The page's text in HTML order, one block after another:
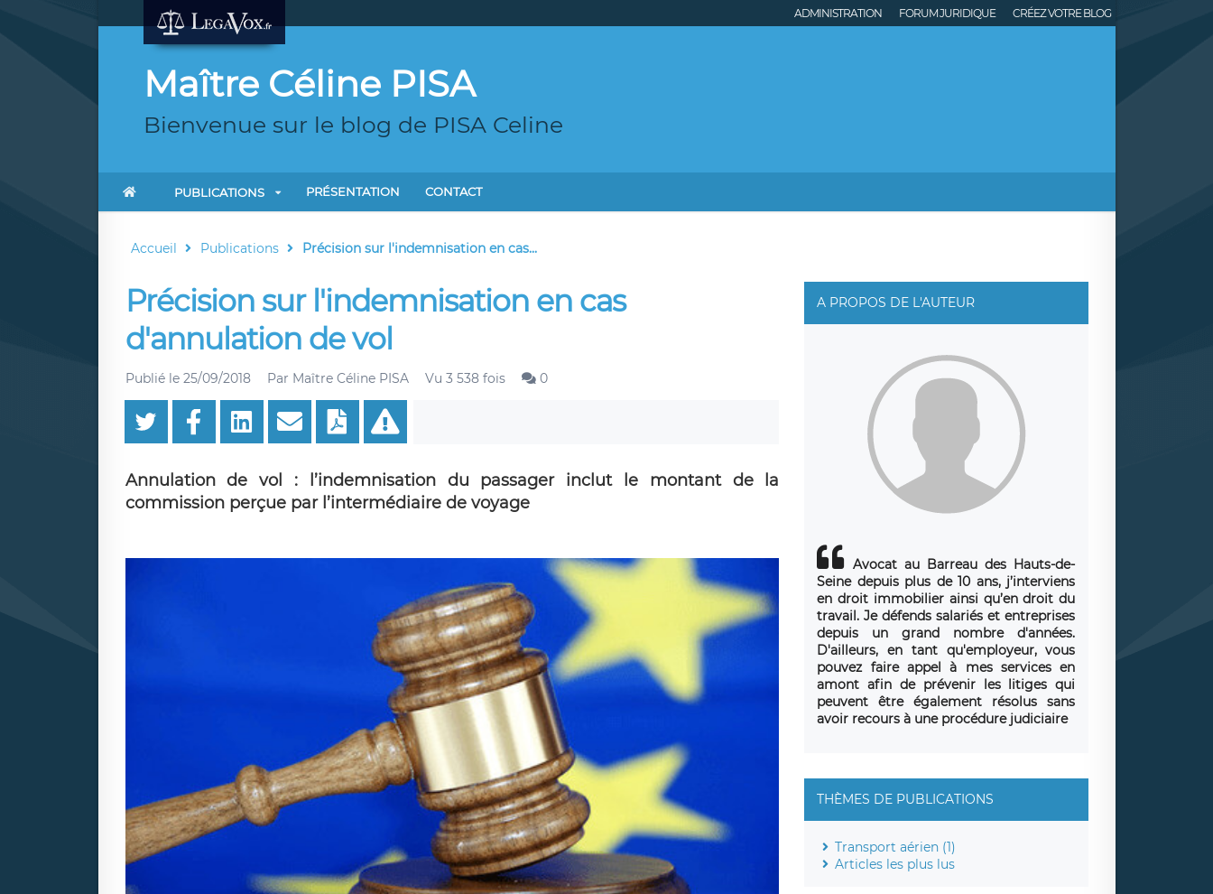
ADMINISTRATION FORUM JURIDIQUE CRÉEZ VOTRE BLOG
Maître Céline PISA
Bienvenue sur le blog de PISA Celine
PUBLICATIONS PRÉSENTATION CONTACT
Accueil Publications Précision sur l'indemnisation en cas...
Précision sur l'indemnisation en cas
d'annulation de vol
Publié le 25/09/2018 Par Maître Céline PISA Vu 3 538 fois 0
Annulation de vol : l’indemnisation du passager inclut le montant de la
commission perçue par l’intermédiaire de voyage
A PROPOS DE L'AUTEUR
Avocat au Barreau des Hauts-de-
Seine depuis plus de 10 ans, j’interviens
en droit immobilier ainsi qu’en droit du
travail. Je défends salariés et entreprises
depuis un grand nombre d'années.
D'ailleurs, en tant qu'employeur, vous
pouvez faire appel à mes services en
amont afin de prévenir les litiges qui
peuvent être également résolus sans
avoir recours à une procédure judiciaire
THÈMES DE PUBLICATIONS
Transport aérien (1)
Articles les plus lus